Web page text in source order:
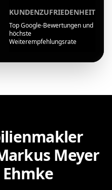
KUNDENZUFRIEDENHEIT
Top Google-Bewertungen und
höchste
Weiterempfehlungsrate
Meyer